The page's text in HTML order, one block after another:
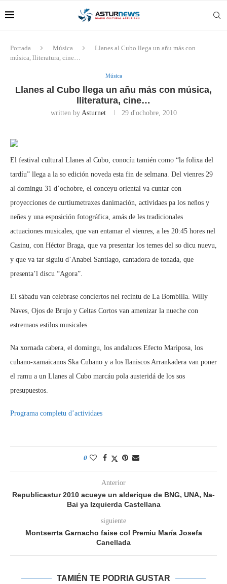
Portada Música
Llanes al Cubo llega un añu más con
música, lliteratura, cine…
Música
Llanes al Cubo llega un añu más con música,
lliteratura, cine…
written by Asturnet 29 d'ochobre, 2010
El festival cultural Llanes al Cubo, conocíu tamién como “la folixa del
tardíu” llega a la so edición noveda esta fin de selmana. Del vienres 29
al domingu 31 d’ochobre, el conceyu oriental va cuntar con
proyecciones de curtiumetraxes danimación, actividaes pa los neños y
neñes y una esposición fotográfica, amás de les tradicionales
actuaciones musicales, que van entamar el vienres, a les 20:45 hores nel
Casinu, con Héctor Braga, que va presentar los temes del so dicu nuevu,
y que va tar siguíu d’Anabel Santiago, cantadora de tonada, que
presenta’l discu “Agora”.
El sábadu van celebrase conciertos nel recintu de La Bombilla. Willy
Naves, Ojos de Brujo y Celtas Cortos van amenizar la nueche con
estremaos estilos musicales.
Na xornada cabera, el domingu, los andaluces Efecto Mariposa, los
cubano-xamaicanos Ska Cubano y a los llaniscos Arrankadera van poner
el ramu a un Llanes al Cubo marcáu pola austeridá de los sos
presupuestos.
Programa completu d’actividaes
0
Anterior
Republicastur 2010 acueye un alderique de BNG, UNA, Na-
Bai ya Izquierda Castellana
siguiente
Montserrta Garnacho faise col Premiu María Josefa
Canellada
TAMIÉN TE PODRIA GUSTAR